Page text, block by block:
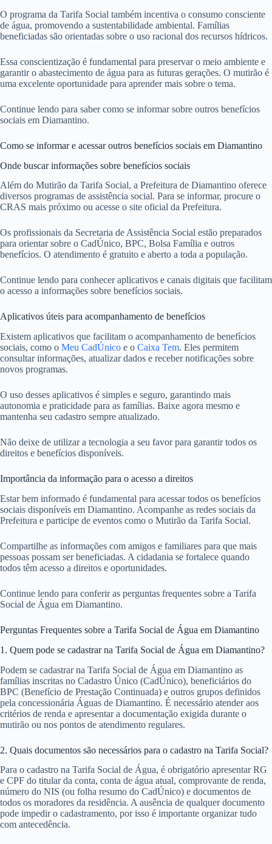
O programa da Tarifa Social também incentiva o consumo consciente
de água, promovendo a sustentabilidade ambiental. Famílias
beneficiadas são orientadas sobre o uso racional dos recursos hídricos.
Essa conscientização é fundamental para preservar o meio ambiente e
garantir o abastecimento de água para as futuras gerações. O mutirão é
uma excelente oportunidade para aprender mais sobre o tema.
Continue lendo para saber como se informar sobre outros benefícios
sociais em Diamantino.
Como se informar e acessar outros benefícios sociais em Diamantino
Onde buscar informações sobre benefícios sociais
Além do Mutirão da Tarifa Social, a Prefeitura de Diamantino oferece
diversos programas de assistência social. Para se informar, procure o
CRAS mais próximo ou acesse o site oficial da Prefeitura.
Os profissionais da Secretaria de Assistência Social estão preparados
para orientar sobre o CadÚnico, BPC, Bolsa Família e outros
benefícios. O atendimento é gratuito e aberto a toda a população.
Continue lendo para conhecer aplicativos e canais digitais que facilitam
o acesso a informações sobre benefícios sociais.
Aplicativos úteis para acompanhamento de benefícios
Existem aplicativos que facilitam o acompanhamento de benefícios
sociais, como o Meu CadÚnico e o Caixa Tem. Eles permitem
consultar informações, atualizar dados e receber notificações sobre
novos programas.
O uso desses aplicativos é simples e seguro, garantindo mais
autonomia e praticidade para as famílias. Baixe agora mesmo e
mantenha seu cadastro sempre atualizado.
Não deixe de utilizar a tecnologia a seu favor para garantir todos os
direitos e benefícios disponíveis.
Importância da informação para o acesso a direitos
Estar bem informado é fundamental para acessar todos os benefícios
sociais disponíveis em Diamantino. Acompanhe as redes sociais da
Prefeitura e participe de eventos como o Mutirão da Tarifa Social.
Compartilhe as informações com amigos e familiares para que mais
pessoas possam ser beneficiadas. A cidadania se fortalece quando
todos têm acesso a direitos e oportunidades.
Continue lendo para conferir as perguntas frequentes sobre a Tarifa
Social de Água em Diamantino.
Perguntas Frequentes sobre a Tarifa Social de Água em Diamantino
1. Quem pode se cadastrar na Tarifa Social de Água em Diamantino?
Podem se cadastrar na Tarifa Social de Água em Diamantino as
famílias inscritas no Cadastro Único (CadÚnico), beneficiários do
BPC (Benefício de Prestação Continuada) e outros grupos definidos
pela concessionária Águas de Diamantino. É necessário atender aos
critérios de renda e apresentar a documentação exigida durante o
mutirão ou nos pontos de atendimento regulares.
2. Quais documentos são necessários para o cadastro na Tarifa Social?
Para o cadastro na Tarifa Social de Água, é obrigatório apresentar RG
e CPF do titular da conta, conta de água atual, comprovante de renda,
número do NIS (ou folha resumo do CadÚnico) e documentos de
todos os moradores da residência. A ausência de qualquer documento
pode impedir o cadastramento, por isso é importante organizar tudo
com antecedência.